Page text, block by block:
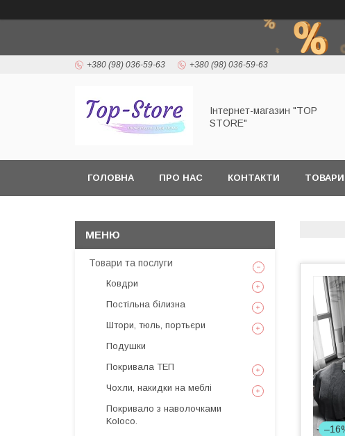
+380 (98) 036-59-63 +380 (98) 036-59-63
Інтернет-магазин "TOP
STORE"
ГОЛОВНА ПРО НАС КОНТАКТИ
Товари та послуги
Ковдри
Постільна білизна
Штори, тюль, портьєри
Подушки
Покривала ТЕП
Чохли, накидки на меблі
Покривало з наволочками
Koloco.